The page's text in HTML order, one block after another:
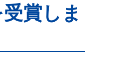
賞しま